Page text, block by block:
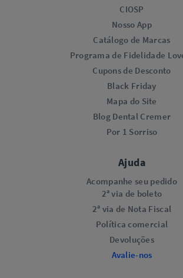
CIOSP
Nosso App
Catálogo de Marcas
Programa de Fidelidade
Cupons de Desconto
Black Friday
Mapa do Site
Blog Dental Cremer
Por 1 Sorriso
Ajuda
Acompanhe seu pedido
2ª via de boleto
2ª via de Nota Fiscal
Política comercial
Devoluções
Avalie-nos